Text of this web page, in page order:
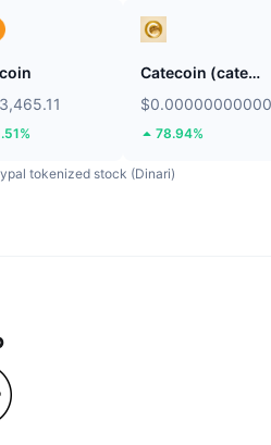
Catecoin (catecoin.shop)
78.94%
tokenized stock (Dinari)